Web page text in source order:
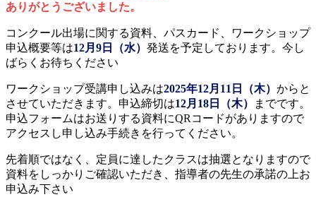
ありがとうございました。
コンクール出場に関する資料、パスカード、ワークショップ
申込概要等は12月9日（水） 発送を予定しております。今し
ばらくお待ちください
ワークショップ受講申し込みは2025年12月11日（木） からと
させていただきます。申込締切は12月18日（木）
までです。
申込フォームはお送りする資料にQRコードがありますので
アクセスし申し込み手続きを行ってください。
先着順ではなく、定員に達したクラスは抽選となりますので
資料をしっかりご確認いただき、指導者の先生の承諾の上お
申込み下さい